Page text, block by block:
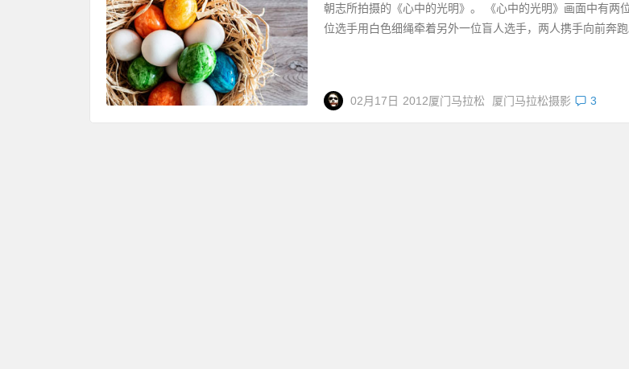
朝志所拍摄的《心中的光明》。 《心中的光明》画面中有两
位选手用白色细绳牵着另外一位盲人选手，两人携手向前奔跑
02月17日 2012厦门马拉松 厦门马拉松摄影 3